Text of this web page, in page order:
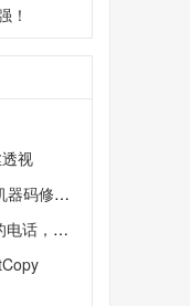
！
视
一键修改
公司的logo